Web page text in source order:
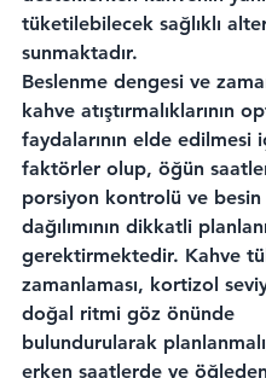
tüketilebilecek sağlıklı
sunmaktadır.
Beslenme dengesi ve
kahve atıştırmalıklarının
faydalarının elde edilmesi
faktörler olup, öğün
porsiyon kontrolü ve besin
dağılımının dikkatli
gerektirmektedir. Kahve
zamanlaması, kortizol
doğal ritmi göz önünde
bulundurularak
erken saatlerde ve